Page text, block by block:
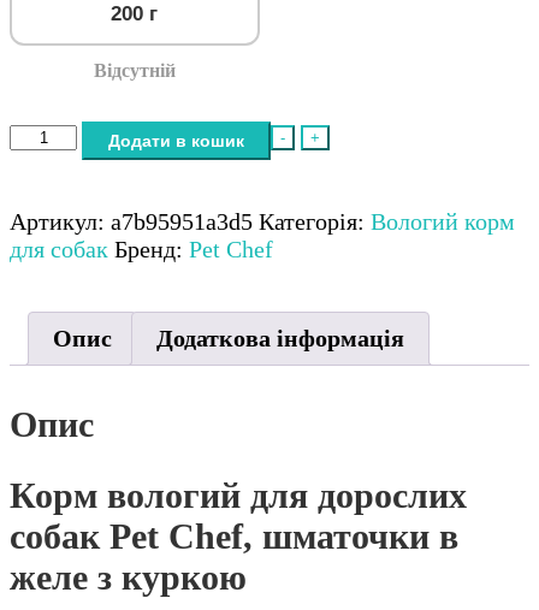
200 г
Відсутній
-
Pet
в
желе
кількість
+
Додати в кошик
Артикул: a7b95951a3d5 Категорія: Вологий корм
для собак Бренд: Pet Chef
Опис Додаткова інформація
Опис
Корм вологий для дорослих
собак Pet Chef, шматочки в
желе з куркою